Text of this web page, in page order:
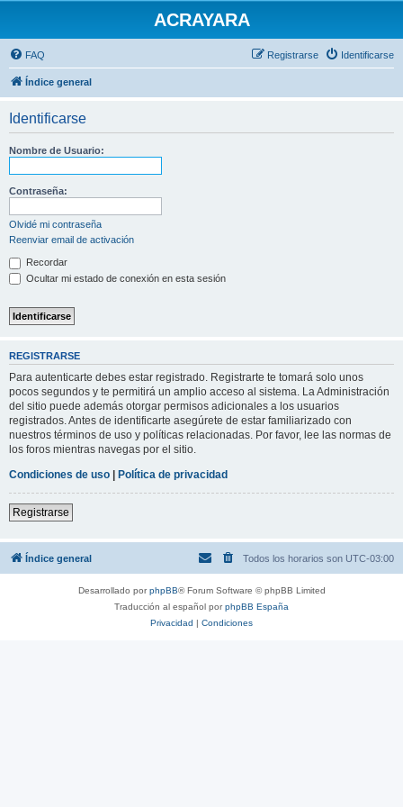
ACRAYARA
FAQ Identificarse
Registrarse
Índice general
Identificarse
Nombre de Usuario:
Contraseña:
Olvidé mi contraseña
Reenviar email de activación
Recordar
Ocultar mi estado de conexión en esta sesión
REGISTRARSE
Para autenticarte debes estar registrado. Registrarte te tomará solo unos
pocos segundos y te permitirá un amplio acceso al sistema. La Administración
del sitio puede además otorgar permisos adicionales a los usuarios
registrados. Antes de identificarte asegúrete de estar familiarizado con
nuestros términos de uso y políticas relacionadas. Por favor, lee las normas de
los foros mientras navegas por el sitio.
Condiciones de uso | Política de privacidad
Registrarse
Índice general Todos los horarios son UTC-03:00
Desarrollado porphpBB® Forum Software © phpBB Limited
Traducción al español porphpBB España
Privacidad | Condiciones